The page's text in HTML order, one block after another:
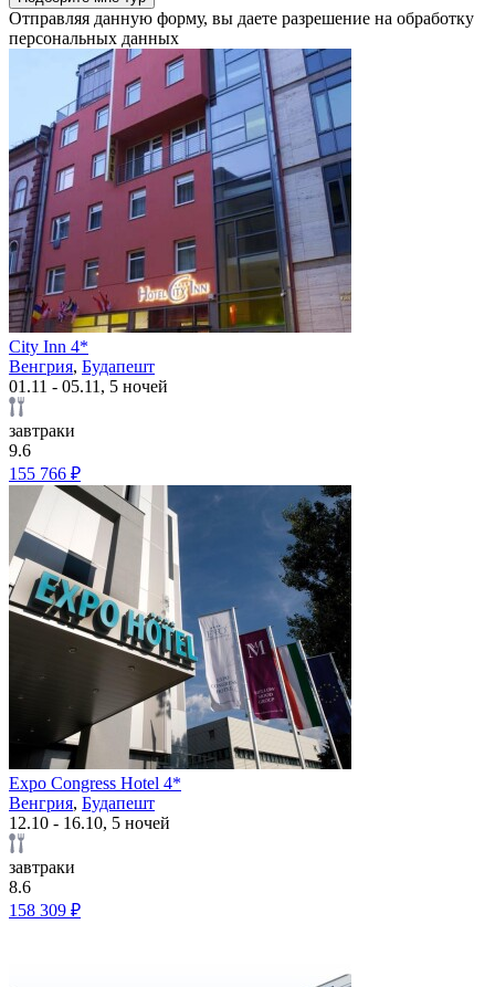
Отправляя данную форму, вы даете разрешение на обработку
персональных данных
City Inn 4*
Венгрия, Будапешт
01.11 - 05.11, 5 ночей
завтраки
9.6
155 766 ₽
Expo Congress Hotel 4*
Венгрия, Будапешт
12.10 - 16.10, 5 ночей
завтраки
8.6
158 309 ₽